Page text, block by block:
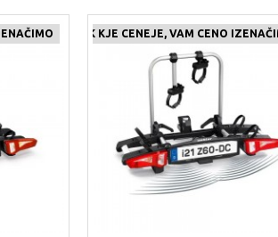
IZDELEK KJE CENEJE, VAM CENO
ČE